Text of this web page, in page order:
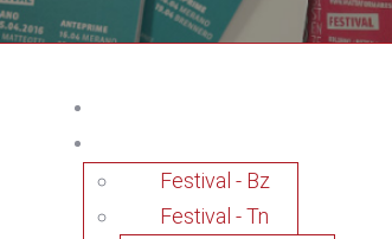
Festival - Bz
Festival - Tn